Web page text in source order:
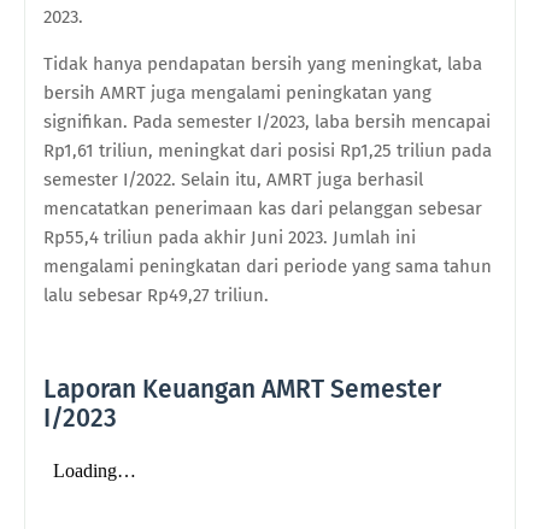
2023.
Tidak hanya pendapatan bersih yang meningkat, laba
bersih AMRT juga mengalami peningkatan yang
signifikan. Pada semester I/2023, laba bersih mencapai
Rp1,61 triliun, meningkat dari posisi Rp1,25 triliun pada
semester I/2022. Selain itu, AMRT juga berhasil
mencatatkan penerimaan kas dari pelanggan sebesar
Rp55,4 triliun pada akhir Juni 2023. Jumlah ini
mengalami peningkatan dari periode yang sama tahun
lalu sebesar Rp49,27 triliun.
Laporan Keuangan AMRT Semester
I/2023